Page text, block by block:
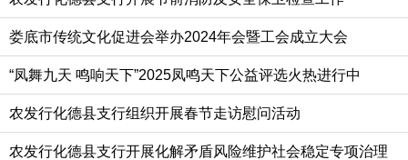
娄底市传统文化促进会举办2024年会暨工会成立大会
“凤舞九天 鸣响天下”2025凤鸣天下公益评选火热进行中
农发行化德县支行组织开展春节走访慰问活动
农发行化德县支行开展化解矛盾风险维护社会稳定专项治理